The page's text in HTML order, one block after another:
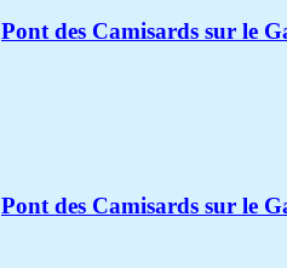
Pont des Camisards sur le
Pont des Camisards sur le